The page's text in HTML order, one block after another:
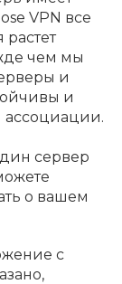
VPN все
чем мы
и
и
ассоциации.
сервер
о вашем
с